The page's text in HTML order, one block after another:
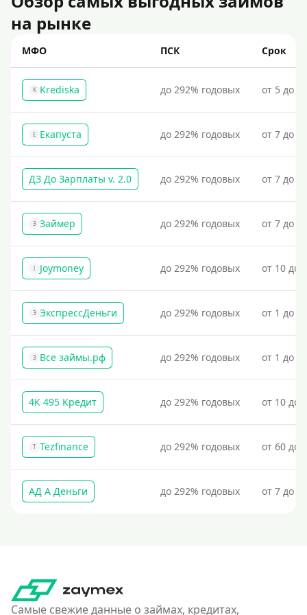
Для бизнеса
Документы
Без документов
По ИНН
По загранпаспорту
По военному билету
По водительскому удостоверению
По СНИЛСу
Без СНИЛСа
По паспорту
По фото
Без подтверждения дохода
Без посредников
Процент
С пролонгацией (продлением)
Без комиссии
Под низкий процент
Без процентов
на рынке
МФО ПСК Срок
K Krediska до 292% годовых от 5 до
Е Екапуста до 292% годовых от 7 до
ДЗ До Зарплаты v. 2.0 до 292% годовых от 7 до
З Займер до 292% годовых от 7 до
J Joymoney до 292% годовых от 10 до
Э ЭкспрессДеньги до 292% годовых от 1 до
З Все займы.рф до 292% годовых от 1 до
4К 495 Кредит до 292% годовых от 10 до
T Tezfinance до 292% годовых от 60 до
АД А Деньги до 292% годовых от 7 до
Самые свежие данные о займах, кредитах,